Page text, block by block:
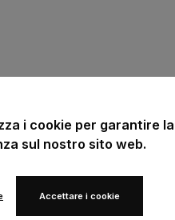
i cookie per garantire la
sul nostro sito web.
Accettare i cookie